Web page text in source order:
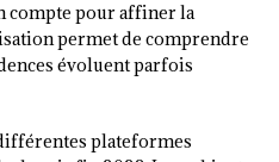
compte pour affiner la
permet de comprendre
évoluent parfois
plateformes